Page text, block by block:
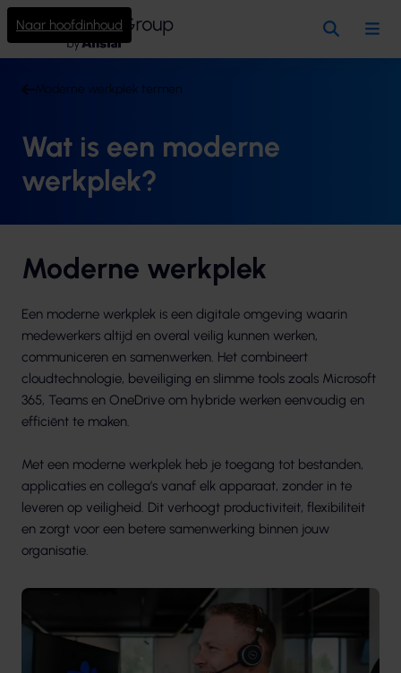
Naar hoofdinhoud
Zoeken
Moderne werkplek termen
Wat is een moderne
werkplek?
Moderne werkplek
Een moderne werkplek is een digitale omgeving waarin
medewerkers altijd en overal veilig kunnen werken,
communiceren en samenwerken. Het combineert
cloudtechnologie, beveiliging en slimme tools zoals Microsoft
365, Teams en OneDrive om hybride werken eenvoudig en
efficiënt te maken.
Met een moderne werkplek heb je toegang tot bestanden,
applicaties en collega’s vanaf elk apparaat, zonder in te
leveren op veiligheid. Dit verhoogt productiviteit, flexibiliteit
en zorgt voor een betere samenwerking binnen jouw
organisatie.